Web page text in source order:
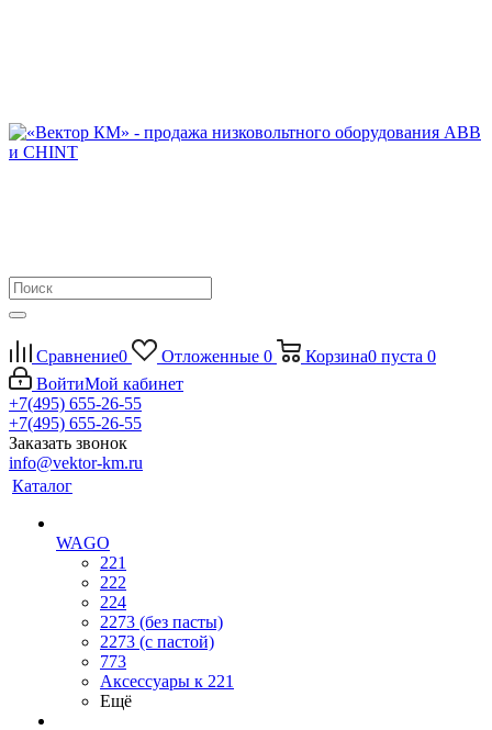
Сравнение0 Отложенные 0 Корзина0 пуста 0
ВойтиМой кабинет
+7(495) 655-26-55
+7(495) 655-26-55
Заказать звонок
info@vektor-km.ru
Каталог
WAGO
221
222
224
2273 (без пасты)
2273 (с пастой)
773
Аксессуары к 221
Ещё